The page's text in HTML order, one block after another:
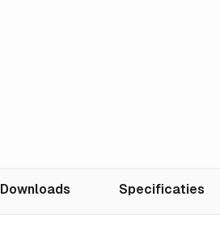
Downloads Specificaties